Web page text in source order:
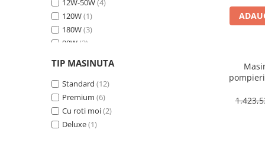
12W-50W(4)
120W(1)
180W(3)
90W (3)
30W (1)
60W(2)
TIP MASINUTA
Standard (12)
Premium (6)
Cu roti moi(2)
Deluxe(1)